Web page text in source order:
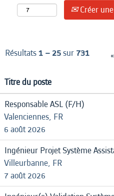
Créer
Résultats1 – 25sur 731 «
Titre du poste
Responsable ASL (F/H)
Valenciennes, FR
6 août 2026
Ingénieur Projet Système
Villeurbanne, FR
7 août 2026